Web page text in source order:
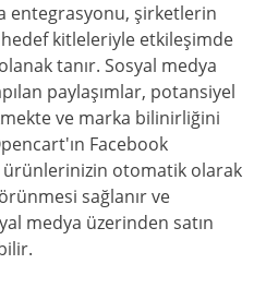
entegrasyonu, şirketlerin
kitleleriyle etkileşimde
tanır. Sosyal medya
paylaşımlar, potansiyel
ve marka bilinirliğini
Facebook
otomatik olarak
sağlanır ve
medya üzerinden satın